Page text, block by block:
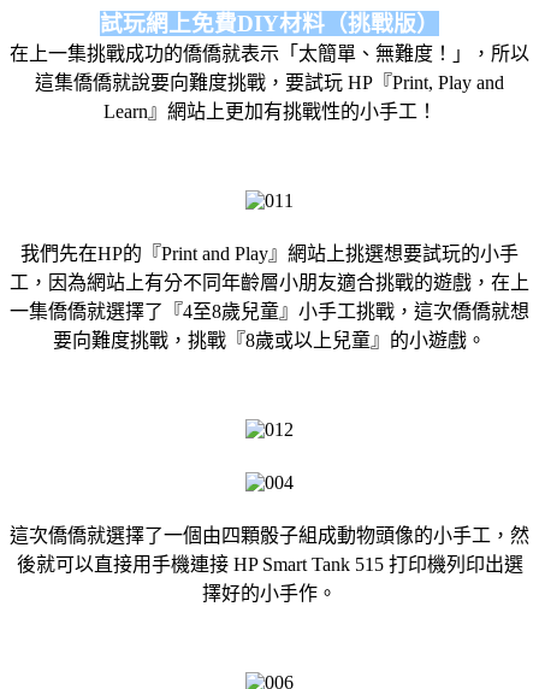
試玩網上免費DIY材料（挑戰版）
在上一集挑戰成功的僑僑就表示「太簡單、無難度！」，所以
這集僑僑就說要向難度挑戰，要試玩 HP『Print, Play and
Learn』網站上更加有挑戰性的小手工！
我們先在HP的『Print and Play』網站上挑選想要試玩的小手
工，因為網站上有分不同年齡層小朋友適合挑戰的遊戲，在上
一集僑僑就選擇了『4至8歲兒童』小手工挑戰，這次僑僑就想
要向難度挑戰，挑戰『8歲或以上兒童』的小遊戲。
這次僑僑就選擇了一個由四顆骰子組成動物頭像的小手工，然
後就可以直接用手機連接 HP Smart Tank 515 打印機列印出選
擇好的小手作。